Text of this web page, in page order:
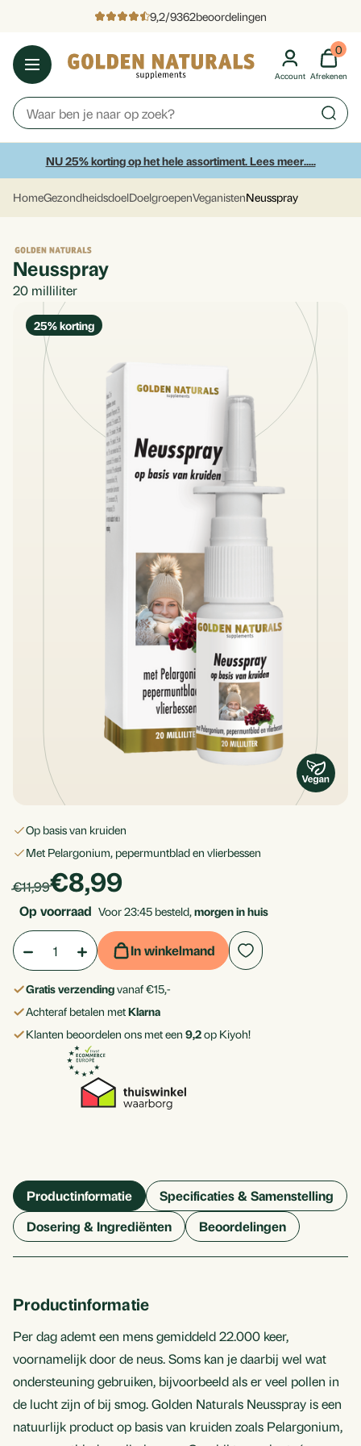
9,2/9362beoordelingen
Account
0
Afrekenen
NU 25% korting op het hele assortiment. Lees meer.....
HomeGezondheidsdoelDoelgroepenVeganistenNeusspray
Neusspray
20 milliliter
op basis van kruiden
met Pelargonium, pepermuntblad en vlierbessen
Per
stuk
products.price_default:
€11,99€8,99
Op voorraad Voor 23:45 besteld,morgen in huis
Aantal:
Hoeveelheid
verlagen
van
Neusspray
Hoeveelheid
verhogen
van
Neusspray
In winkelmand
Gratis verzendingvanaf €15,-
Achteraf betalen metKlarna
Klanten beoordelen ons met een 9,2op Kiyoh!
25% korting
Productinformatie
Specificaties & Samenstelling
Dosering & Ingrediënten
Beoordelingen
Productinformatie
Per dag ademt een mens gemiddeld 22.000 keer,
voornamelijk door de neus. Soms kan je daarbij wel wat
ondersteuning gebruiken, bijvoorbeeld als er veel pollen in
de lucht zijn of bij smog. Golden Naturals Neusspray is een
natuurlijk product op basis van kruiden zoals Pelargonium,